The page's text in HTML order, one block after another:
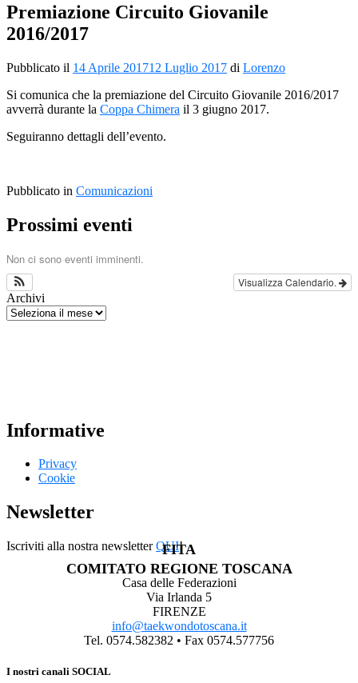
Premiazione Circuito Giovanile
2016/2017
Pubblicato il 14 Aprile 201712 Luglio 2017 di Lorenzo
Si comunica che la premiazione del Circuito Giovanile 2016/2017
avverrà durante la Coppa Chimera il 3 giugno 2017.
Seguiranno dettagli dell’evento.
Pubblicato in Comunicazioni
Prossimi eventi
Non ci sono eventi imminenti.
Visualizza Calendario.
Archivi
Informative
Privacy
Cookie
Newsletter
Iscriviti alla nostra newsletterQUI!
FITA
COMITATO REGIONE TOSCANA
Casa delle Federazioni
Via Irlanda 5
FIRENZE
info@taekwondotoscana.it
Tel. 0574.582382 • Fax 0574.577756
I nostri canali SOCIAL